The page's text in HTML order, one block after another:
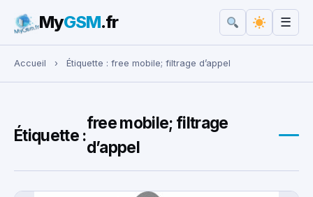
Rechercher :
MyGSM.fr ☰
Accueil › Étiquette : free mobile; filtrage d’appel
Étiquette :
free mobile; filtrage
d’appel